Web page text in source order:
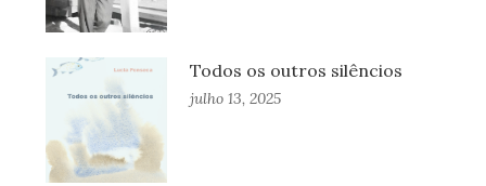
Todos os outros silêncios
julho 13, 2025